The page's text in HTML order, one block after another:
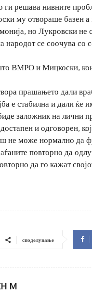
ги решава нивните
му отвораше базен
но Лукровски не
народот се соочува со
ВМРО и Мицкоски, кои
прашањето дали
е стабилна и дали ќе
заложник на лични
и одговорен,
може нормално да
повторно да
да го кажат
споделување
M